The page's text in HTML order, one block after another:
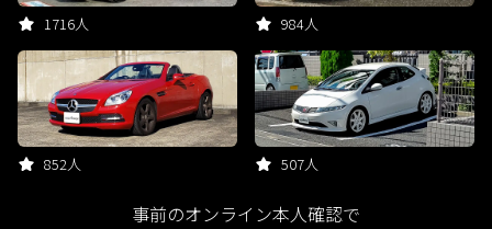
1716人 984人
852人 507人
事前のオンライン本人確認で